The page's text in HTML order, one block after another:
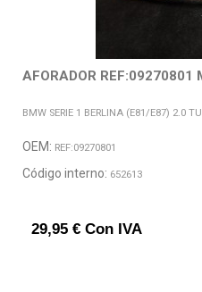
AFORADOR REF:09270801
BMW SERIE 1 BERLINA (E81/E87) 2.0
OEM: REF:09270801
Código interno: 652613
29,95 € Con IVA